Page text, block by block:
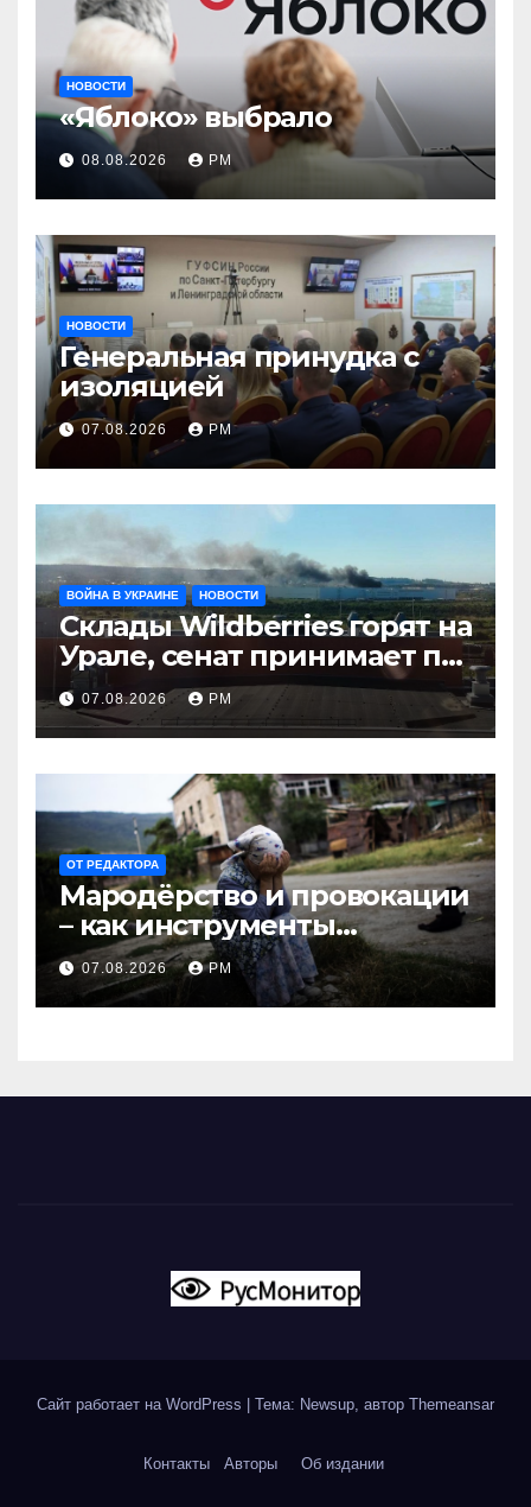
НОВОСТИ
«Яблоко» выбрало
08.08.2026 РМ
НОВОСТИ
Генеральная принудка с
изоляцией
07.08.2026 РМ
ВОЙНА В УКРАИНЕ НОВОСТИ
Склады Wildberries горят на
Урале, сенат принимает по
Грэму закон
07.08.2026 РМ
ОТ РЕДАКТОРА
Мародёрство и провокации
– как инструменты
современной политики
России
07.08.2026 РМ
Сайт работает на WordPress | Тема: Newsup, автор Themeansar
Контакты Авторы Об издании